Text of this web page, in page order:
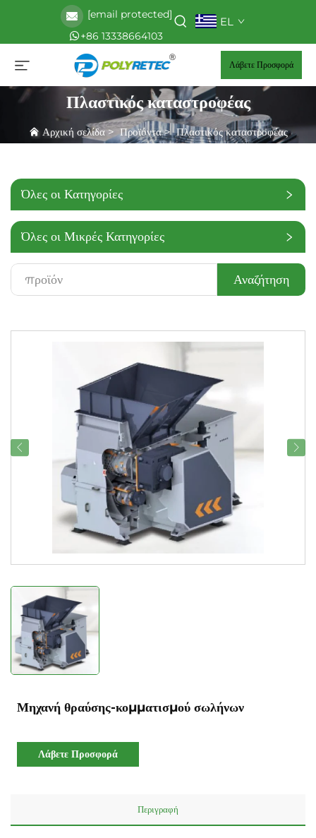
[email protected]
+86 13338664103
EL
Λάβετε Προσφορά
Πλαστικός καταστροφέας
Αρχική σελίδα>Προϊόντα>Πλαστικός καταστροφέας
Όλες οι Κατηγορίες
Όλες οι Μικρές Κατηγορίες
Αναζήτηση
Μηχανή θραύσης-κομματισμού σωλήνων
Λάβετε Προσφορά
Περιγραφή